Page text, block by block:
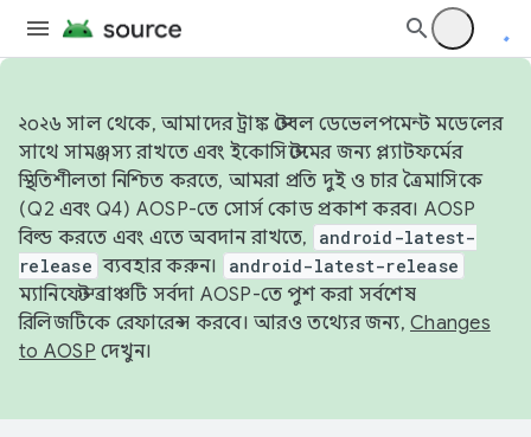
২০২৬ সাল থেকে, আমাদের ট্রাঙ্ক স্টেবল ডেভেলপমেন্ট মডেলের
সাথে সামঞ্জস্য রাখতে এবং ইকোসিস্টেমের জন্য প্ল্যাটফর্মের
স্থিতিশীলতা নিশ্চিত করতে, আমরা প্রতি দুই ও চার ত্রৈমাসিকে
(Q2 এবং Q4) AOSP-তে সোর্স কোড প্রকাশ করব। AOSP
বিল্ড করতে এবং এতে অবদান রাখতে,
android-latest-
release ব্যবহার করুন। android-latest-release
ম্যানিফেস্ট ব্রাঞ্চটি সর্বদা AOSP-তে পুশ করা সর্বশেষ
রিলিজটিকে রেফারেন্স করবে। আরও তথ্যের জন্য, Changes
to AOSP দেখুন।